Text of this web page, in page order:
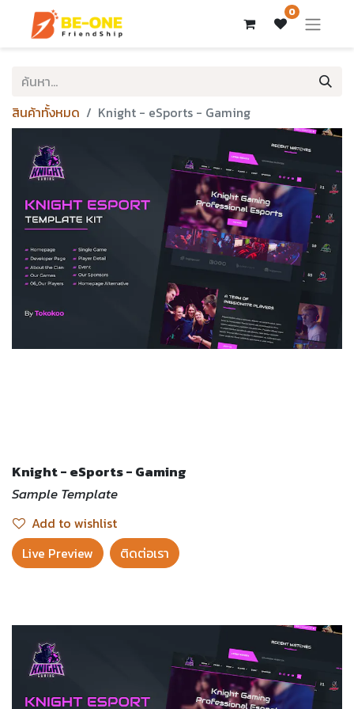
0
สินค้าทั้งหมด Knight - eSports - Gaming
Knight - eSports - Gaming
Sample Template
Add to wishlist
Live Preview​
ติดต่อเรา